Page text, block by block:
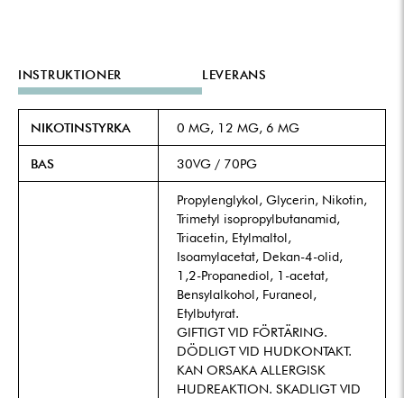
INSTRUKTIONER LEVERANS
NIKOTINSTYRKA 0 MG, 12 MG, 6 MG
BAS 30VG / 70PG
Propylenglykol, Glycerin, Nikotin,
Trimetyl isopropylbutanamid,
Triacetin, Etylmaltol,
Isoamylacetat, Dekan-4-olid,
1,2-Propanediol, 1-acetat,
Bensylalkohol, Furaneol,
Etylbutyrat.
GIFTIGT VID FÖRTÄRING.
DÖDLIGT VID HUDKONTAKT.
KAN ORSAKA ALLERGISK
HUDREAKTION. SKADLIGT VID